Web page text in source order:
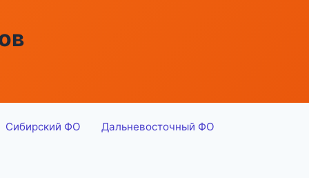
Сибирский ФО Дальневосточный ФО